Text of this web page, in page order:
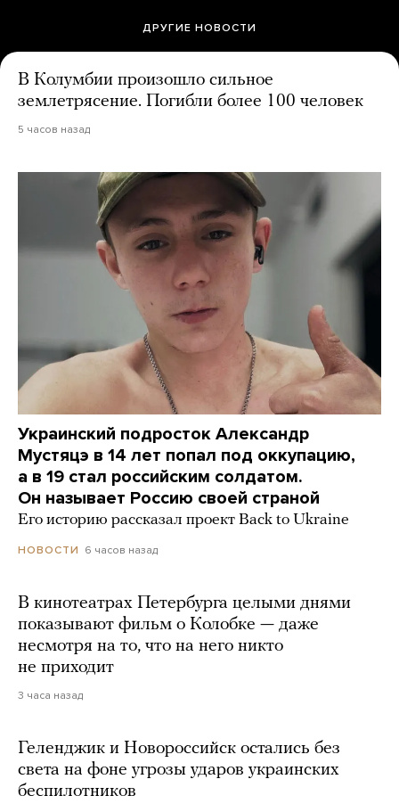
ДРУГИЕ НОВОСТИ
В Колумбии произошло сильное
землетрясение. Погибли более 100 человек
5 часов назад
Украинский подросток Александр
Мустяцэ в 14 лет попал под оккупацию,
а в 19 стал российским солдатом.
Он называет Россию своей страной
Его историю рассказал проект Back to Ukraine
НОВОСТИ 6 часов назад
В кинотеатрах Петербурга целыми днями
показывают фильм о Колобке — даже
несмотря на то, что на него никто
не приходит
3 часа назад
Геленджик и Новороссийск остались без
света на фоне угрозы ударов украинских
беспилотников